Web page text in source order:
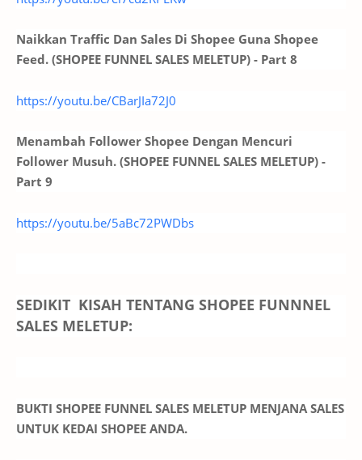
Naikkan Traffic Dan Sales Di Shopee Guna Shopee
Feed. (SHOPEE FUNNEL SALES MELETUP) - Part 8
https://youtu.be/CBarJIa72J0
Menambah Follower Shopee Dengan Mencuri
Follower Musuh. (SHOPEE FUNNEL SALES MELETUP) -
Part 9
https://youtu.be/5aBc72PWDbs
SEDIKIT KISAH TENTANG SHOPEE FUNNNEL
SALES MELETUP:
BUKTI SHOPEE FUNNEL SALES MELETUP MENJANA SALES
UNTUK KEDAI SHOPEE ANDA.